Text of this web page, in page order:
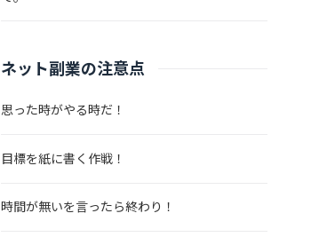
ネット副業の注意点
思った時がやる時だ！
目標を紙に書く作戦！
時間が無いを言ったら終わり！